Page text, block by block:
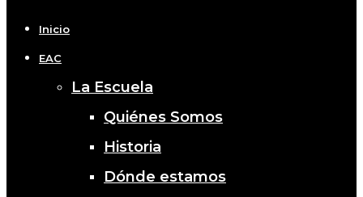
Inicio
EAC
La Escuela
Quiénes Somos
Historia
Dónde estamos